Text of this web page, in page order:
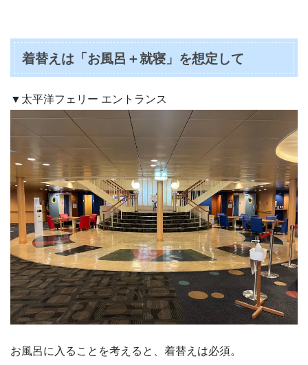
着替えは「お風呂＋就寝」を想定して
▼太平洋フェリー エントランス
お風呂に入ることを考えると、着替えは必須。